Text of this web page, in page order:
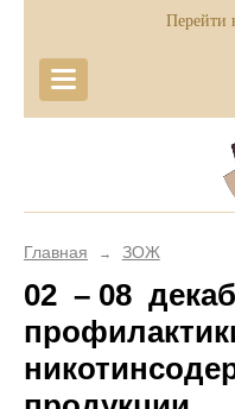
Перейти
Главная → ЗОЖ
02 – 08